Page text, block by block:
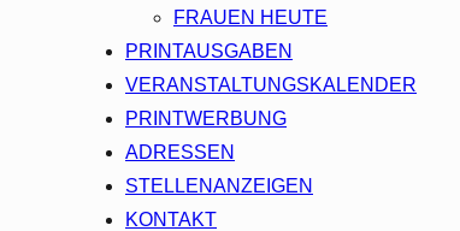
FRAUEN HEUTE
PRINTAUSGABEN
VERANSTALTUNGSKALENDER
PRINTWERBUNG
ADRESSEN
STELLENANZEIGEN
KONTAKT